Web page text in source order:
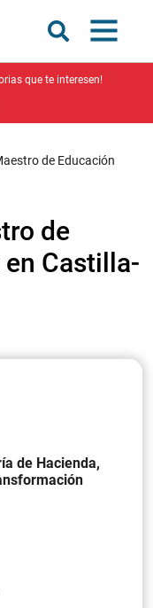
que te interesen!
de Educación
de
Castilla-
de Hacienda,